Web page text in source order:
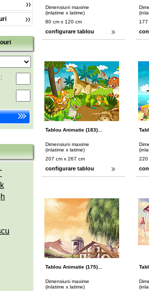
Dimensiuni maxime
(inlatime x latime)
80 cm x 120 cm
configurare tablou
177
Tablou Animatie (183)...
Dimensiuni maxime
(inlatime x latime)
207 cm x 267 cm
configurare tablou
220
Tablou Animatie (175)...
Dimensiuni maxime
(inlatime x latime)